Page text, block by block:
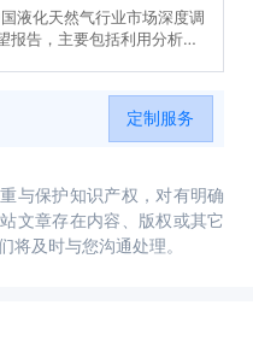
液化天然气行业市场深度调
报告，主要包括利用分析、
定制服务
与保护知识产权，对有明确
文章存在内容、版权或其它
及时与您沟通处理。